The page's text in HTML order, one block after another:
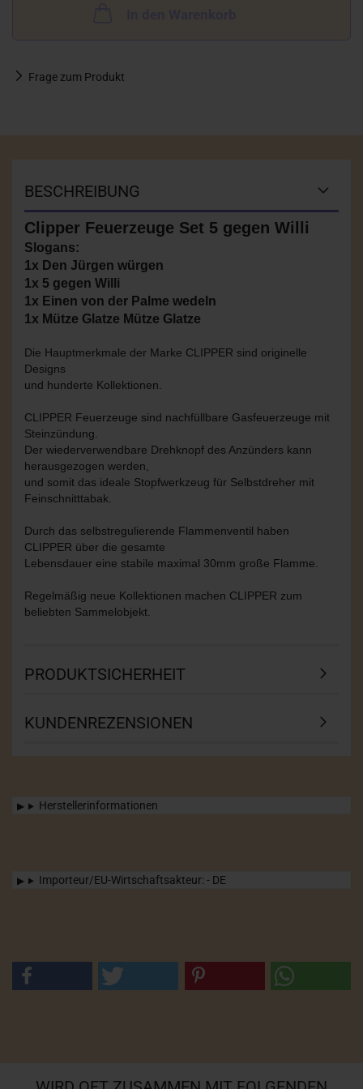
Frage zum Produkt
BESCHREIBUNG
Clipper Feuerzeuge Set 5 gegen Willi
Slogans:
1x Den Jürgen würgen
1x 5 gegen Willi
1x Einen von der Palme wedeln
1x Mütze Glatze Mütze Glatze
Die Hauptmerkmale der Marke CLIPPER sind originelle
Designs
und hunderte Kollektionen.
CLIPPER Feuerzeuge sind nachfüllbare Gasfeuerzeuge mit
Steinzündung.
Der wiederverwendbare Drehknopf des Anzünders kann
herausgezogen werden,
und somit das ideale Stopfwerkzeug für Selbstdreher mit
Feinschnitttabak.
Durch das selbstregulierende Flammenventil haben
CLIPPER über die gesamte
Lebensdauer eine stabile maximal 30mm große Flamme.
Regelmäßig neue Kollektionen machen CLIPPER zum
beliebten Sammelobjekt.
PRODUKTSICHERHEIT
KUNDENREZENSIONEN
Herstellerinformationen
Importeur/EU-Wirtschaftsakteur: - DE